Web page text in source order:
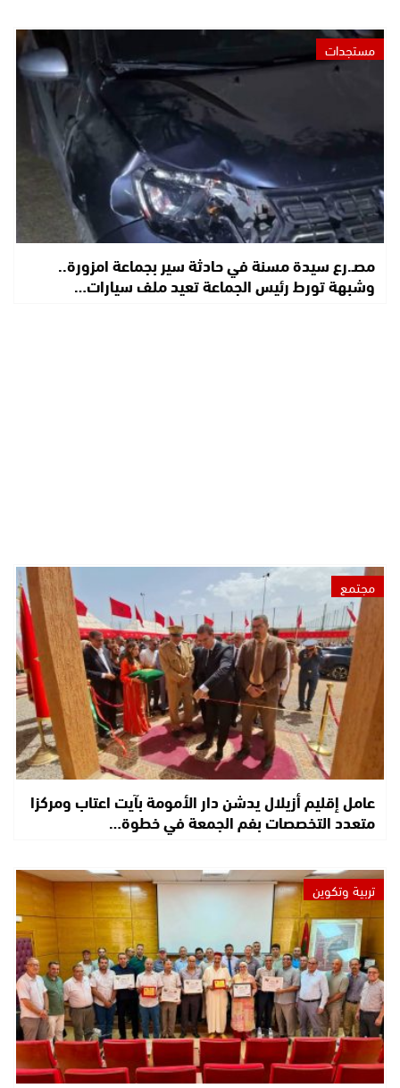
مستجدات
مصـ.رع سيدة مسنة في حادثة سير بجماعة امزورة..
وشبهة تورط رئيس الجماعة تعيد ملف سيارات…
مجتمع
عامل إقليم أزيلال يدشن دار الأمومة بآيت اعتاب ومركزا
متعدد التخصصات بفم الجمعة في خطوة…
تربية وتكوين